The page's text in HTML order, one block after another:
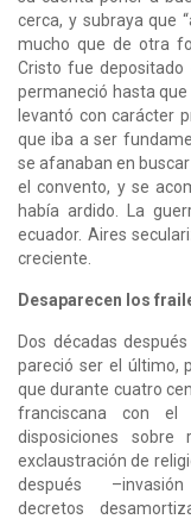
cerca, y subraya que
mucho que de otra
Cristo fue depositado
permaneció hasta
levantó con carácter
que iba a ser
se afanaban en
el convento, y se
había ardido. La
ecuador. Aires
creciente.
Desaparecen los
Dos décadas
pareció ser el último,
que durante cuatro
franciscana con el
disposiciones
exclaustración de
después
decretos